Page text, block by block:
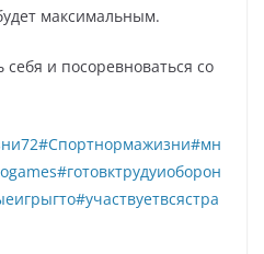
максимальным.
и посоревноваться со
#Спортнормажизни#мн
#готовктрудуиоборон
#участвуетвсястра